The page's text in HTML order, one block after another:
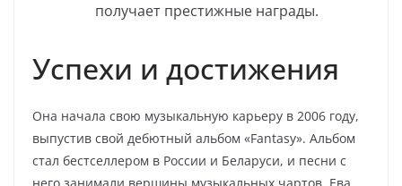
получает престижные награды.
Успехи и достижения
Она начала свою музыкальную карьеру в 2006 году,
выпустив свой дебютный альбом «Fantasy». Альбом
стал бестселлером в России и Беларуси, и песни с